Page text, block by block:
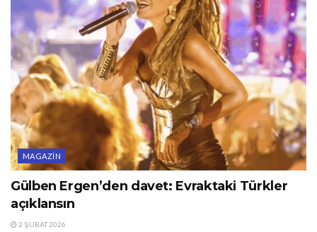
MAGAZIN
Gülben Ergen’den davet: Evraktaki Türkler
açıklansın
2 ŞUBAT 2026